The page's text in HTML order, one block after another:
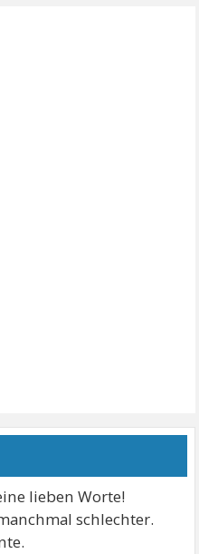
lieben Worte!
schlechter.